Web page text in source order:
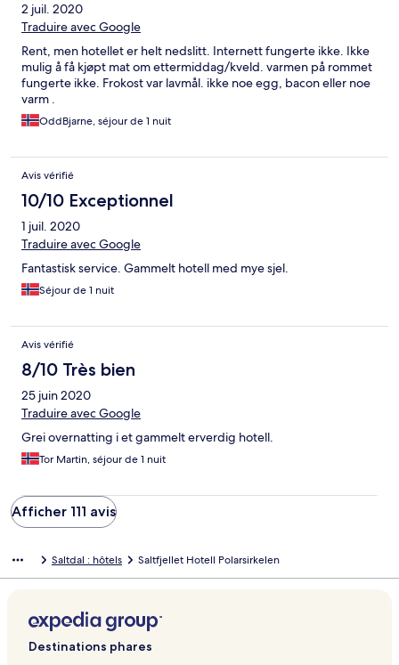
2 juil. 2020
Traduire avec Google
Rent, men hotellet er helt nedslitt. Internett fungerte ikke. Ikke
mulig å få kjøpt mat om ettermiddag/kveld. varmen på rommet
fungerte ikke. Frokost var lavmål. ikke noe egg, bacon eller noe
varm .
OddBjarne, séjour de 1 nuit
Avis vérifié
10/10 Exceptionnel
1 juil. 2020
Traduire avec Google
Fantastisk service. Gammelt hotell med mye sjel.
Séjour de 1 nuit
Avis vérifié
8/10 Très bien
25 juin 2020
Traduire avec Google
Grei overnatting i et gammelt erverdig hotell.
Tor Martin, séjour de 1 nuit
Afficher 111 avis
Saltdal : hôtels Saltfjellet Hotell Polarsirkelen
Destinations phares